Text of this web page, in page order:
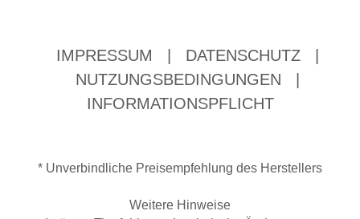
IMPRESSUM DATENSCHUTZ
NUTZUNGSBEDINGUNGEN
INFORMATIONSPFLICHT
* Unverbindliche Preisempfehlung des Herstellers
Weitere Hinweise